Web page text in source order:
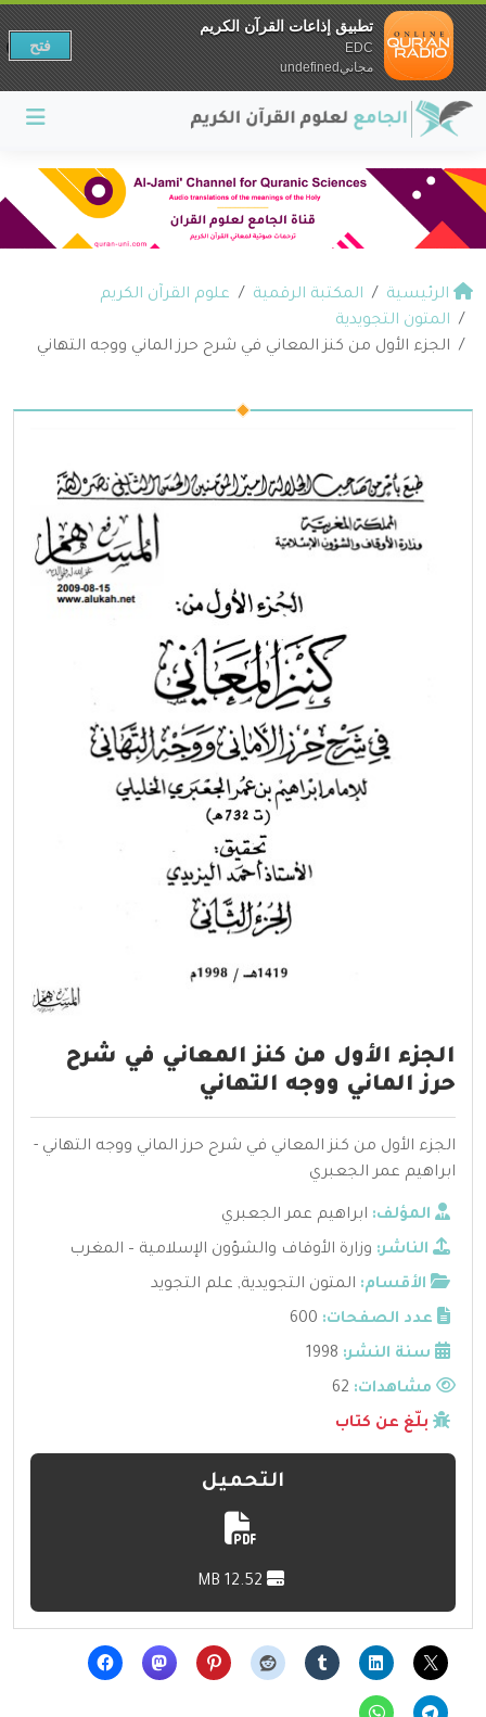
الرئيسية المكتبة الرقمية
علوم القرآن الكريم
المتون التجويدية
الجزء الأول من كنز المعاني في شرح حرز الماني ووجه التهاني
الجزء الأول من كنز المعاني في شرح
حرز الماني ووجه التهاني
الجزء الأول من كنز المعاني في شرح حرز الماني ووجه التهاني -
ابراهيم عمر الجعبري
المؤلف: ابراهيم عمر الجعبري
الناشر: وزارة الأوقاف والشؤون الإسلامية – المغرب
الأقسام: المتون التجويدية, علم التجويد
عدد الصفحات: 600
سنة النشر: 1998
مشاهدات:
بلّغ عن كتاب
التحميل
تطبيق إذاعات القرآن الكريم
EDC
مجانيundefined
فتح